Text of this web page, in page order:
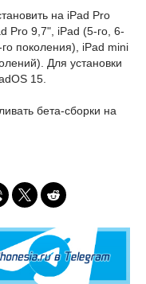
на iPad Pro
Pro 9,7", iPad (5-го, 6-
поколения), iPad mini
Для установки
15.
бета-сборки на